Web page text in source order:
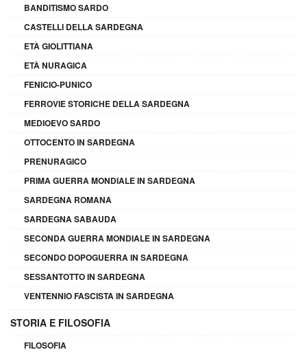
BANDITISMO SARDO
CASTELLI DELLA SARDEGNA
ETÀ GIOLITTIANA
ETÀ NURAGICA
FENICIO-PUNICO
FERROVIE STORICHE DELLA SARDEGNA
MEDIOEVO SARDO
OTTOCENTO IN SARDEGNA
PRENURAGICO
PRIMA GUERRA MONDIALE IN SARDEGNA
SARDEGNA ROMANA
SARDEGNA SABAUDA
SECONDA GUERRA MONDIALE IN SARDEGNA
SECONDO DOPOGUERRA IN SARDEGNA
SESSANTOTTO IN SARDEGNA
VENTENNIO FASCISTA IN SARDEGNA
STORIA E FILOSOFIA
FILOSOFIA